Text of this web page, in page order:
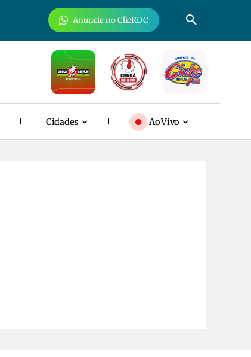
Anuncie no ClicRDC
Cidades Ao Vivo